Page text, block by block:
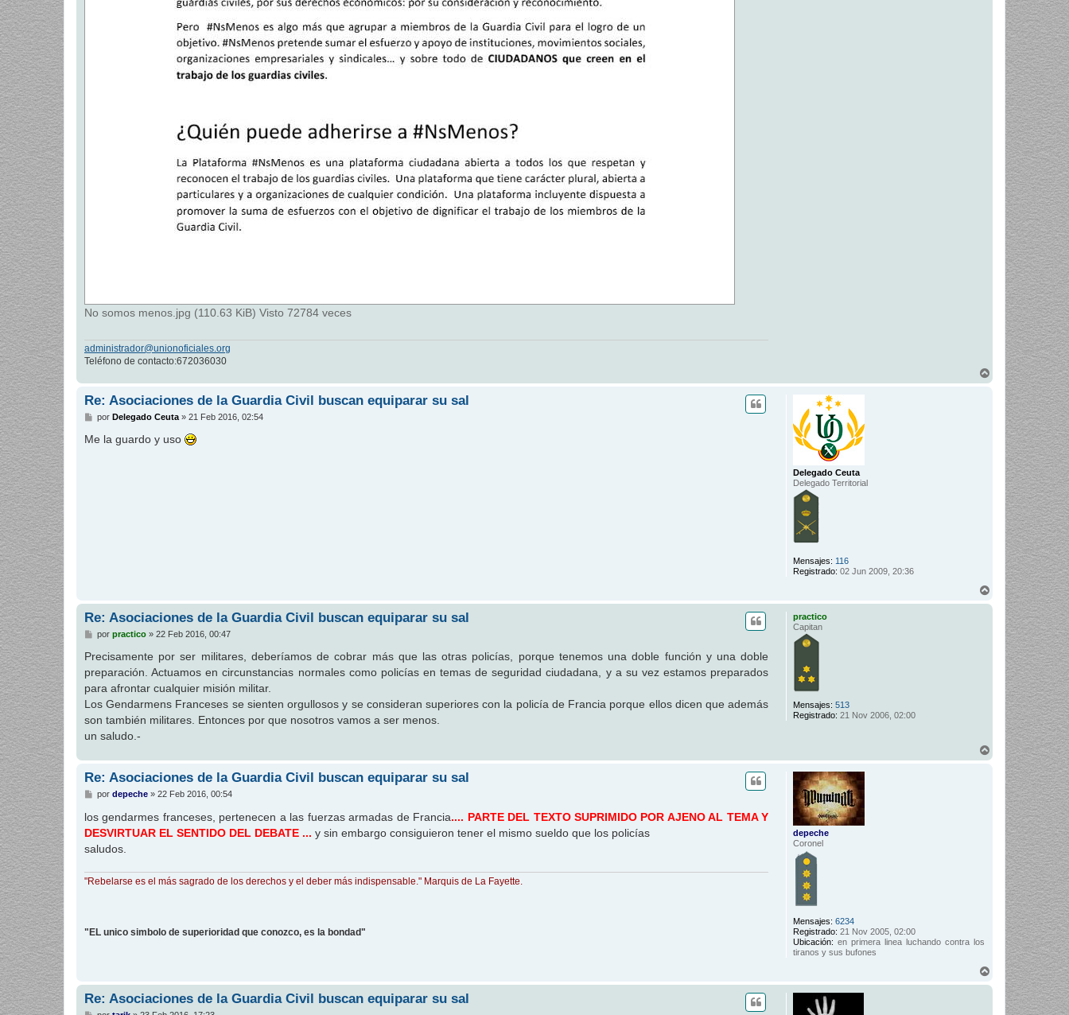
No somos menos.jpg (110.63 KiB) Visto 72784 veces
administrador@unionoficiales.org
Teléfono de contacto:672036030
Delegado Ceuta
Delegado Territorial
Mensajes: 116
Registrado: 02 Jun 2009, 20:36
Re: Asociaciones de la Guardia Civil buscan equiparar su sal
M
n
por Delegado Ceuta» 21 Feb 2016, 02:54
Me la guardo y uso
practico
Capitan
Mensajes: 513
Registrado: 21 Nov 2006, 02:00
Re: Asociaciones de la Guardia Civil buscan equiparar su sal
M
n
a
j
e
por practico» 22 Feb 2016, 00:47
Precisamente por ser militares, deberíamos de cobrar más que las otras policías, porque tenemos una doble función y una doble
preparación. Actuamos en circunstancias normales como policías en temas de seguridad ciudadana, y a su vez estamos preparados
para afrontar cualquier misión militar.
Los Gendarmens Franceses se sienten orgullosos y se consideran superiores con la policía de Francia porque ellos dicen que además
son también militares. Entonces por que nosotros vamos a ser menos.
un saludo.-
depeche
Coronel
Mensajes: 6234
Registrado: 21 Nov 2005, 02:00
Ubicación: en primera linea luchando contra los
tiranos y sus bufones
Re: Asociaciones de la Guardia Civil buscan equiparar su sal
M
n
a
j
e
por depeche» 22 Feb 2016, 00:54
los gendarmes franceses, pertenecen a las fuerzas armadas de Francia.... PARTE DEL TEXTO SUPRIMIDO POR AJENO AL TEMA Y
DESVIRTUAR EL SENTIDO DEL DEBATE ... y sin embargo consiguieron tener el mismo sueldo que los policías
saludos.
"Rebelarse es el más sagrado de los derechos y el deber más indispensable." Marquis de La Fayette.
"EL unico simbolo de superioridad que conozco, es la bondad"
Re: Asociaciones de la Guardia Civil buscan equiparar su sal